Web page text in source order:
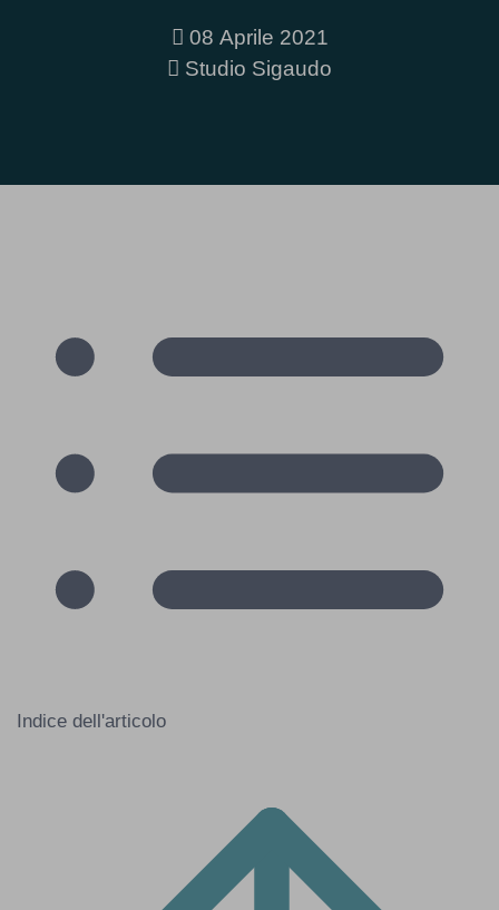
08 Aprile 2021
Studio Sigaudo
Indice dell'articolo